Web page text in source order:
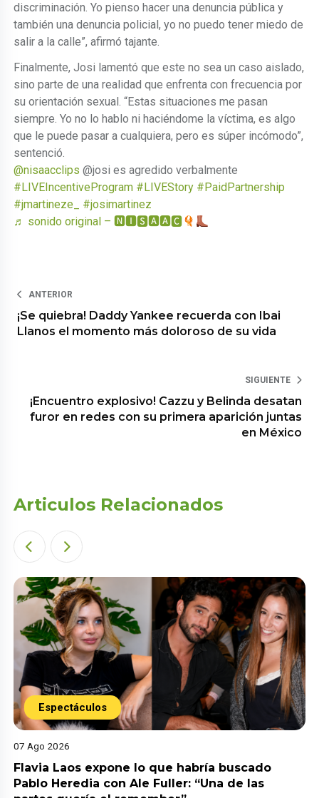
discriminación. Yo pienso hacer una denuncia pública y
también una denuncia policial, yo no puedo tener miedo de
salir a la calle”, afirmó tajante.
Finalmente, Josi lamentó que este no sea un caso aislado,
sino parte de una realidad que enfrenta con frecuencia por
su orientación sexual. “Estas situaciones me pasan
siempre. Yo no lo hablo ni haciéndome la víctima, es algo
que le puede pasar a cualquiera, pero es súper incómodo”,
sentenció.
@nisaacclips @josi es agredido verbalmente
#LIVEIncentiveProgram #LIVEStory #PaidPartnership
#jmartineze_
#josimartinez
♬ sonido original – 🅽🅸🆂🅰🅰🅲
ANTERIOR
¡Se quiebra! Daddy Yankee recuerda con Ibai
Llanos el momento más doloroso de su vida
SIGUIENTE
¡Encuentro explosivo! Cazzu y Belinda desatan
furor en redes con su primera aparición juntas
en México
Articulos Relacionados
Espectáculos
07 Ago 2026
Flavia Laos expone lo que habría buscado
Pablo Heredia con Ale Fuller: “Una de las